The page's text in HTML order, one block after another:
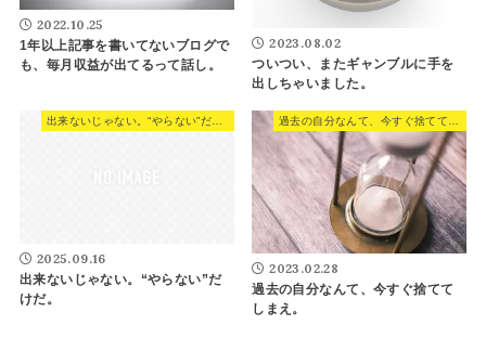
2022.10.25
1年以上記事を書いてないブログで
も、毎月収益が出てるって話し。
2023.08.02
ついつい、またギャンブルに手を
出しちゃいました。
2025.09.16
出来ないじゃない。“やらない”だ
けだ。
2023.02.28
過去の自分なんて、今すぐ捨てて
しまえ。